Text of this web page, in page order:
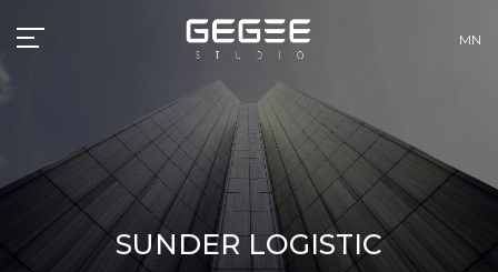
MN
SUNDER LOGISTIC